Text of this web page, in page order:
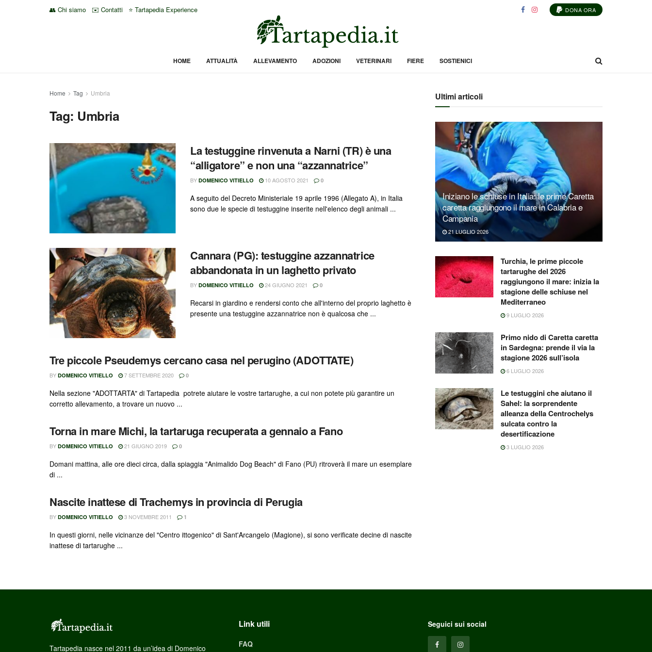
👥 Chi siamo ✉️ Contatti ⭐ Tartapedia Experience DONA ORA
HOME ATTUALITÀ ALLEVAMENTO ADOZIONI VETERINARI FIERE SOSTIENICI
Home Tag Umbria
Tag: Umbria
La testuggine rinvenuta a Narni (TR) è una
“alligatore” e non una “azzannatrice”
BY DOMENICO VITIELLO 10 AGOSTO 2021 0
A seguito del Decreto Ministeriale 19 aprile 1996 (Allegato A), in Italia
sono due le specie di testuggine inserite nell'elenco degli animali ...
Cannara (PG): testuggine azzannatrice
abbandonata in un laghetto privato
BY DOMENICO VITIELLO 24 GIUGNO 2021 0
Recarsi in giardino e rendersi conto che all'interno del proprio laghetto è
presente una testuggine azzannatrice non è qualcosa che ...
Tre piccole Pseudemys cercano casa nel perugino (ADOTTATE)
BY DOMENICO VITIELLO 7 SETTEMBRE 2020 0
Nella sezione "ADOTTARTA" di Tartapedia potrete aiutare le vostre tartarughe, a cui non potete più garantire un
corretto allevamento, a trovare un nuovo ...
Torna in mare Michi, la tartaruga recuperata a gennaio a Fano
BY DOMENICO VITIELLO 21 GIUGNO 2019 0
Domani mattina, alle ore dieci circa, dalla spiaggia "Animalido Dog Beach" di Fano (PU) ritroverà il mare un esemplare
di ...
Nascite inattese di Trachemys in provincia di Perugia
BY DOMENICO VITIELLO 3 NOVEMBRE 2011 1
In questi giorni, nelle vicinanze del "Centro ittogenico" di Sant'Arcangelo (Magione), si sono verificate decine di nascite
inattese di tartarughe ...
Ultimi articoli
Iniziano le schiuse in Italia: le prime Caretta
caretta raggiungono il mare in Calabria e
Campania
21 LUGLIO 2026
Turchia, le prime piccole
tartarughe del 2026
raggiungono il mare: inizia la
stagione delle schiuse nel
Mediterraneo
9 LUGLIO 2026
Primo nido di Caretta caretta
in Sardegna: prende il via la
stagione 2026 sull’isola
6 LUGLIO 2026
Le testuggini che aiutano il
Sahel: la sorprendente
alleanza della Centrochelys
sulcata contro la
desertificazione
3 LUGLIO 2026
Tartapedia nasce nel 2011 da un’idea di Domenico
Link utili
FAQ
Seguici sui social